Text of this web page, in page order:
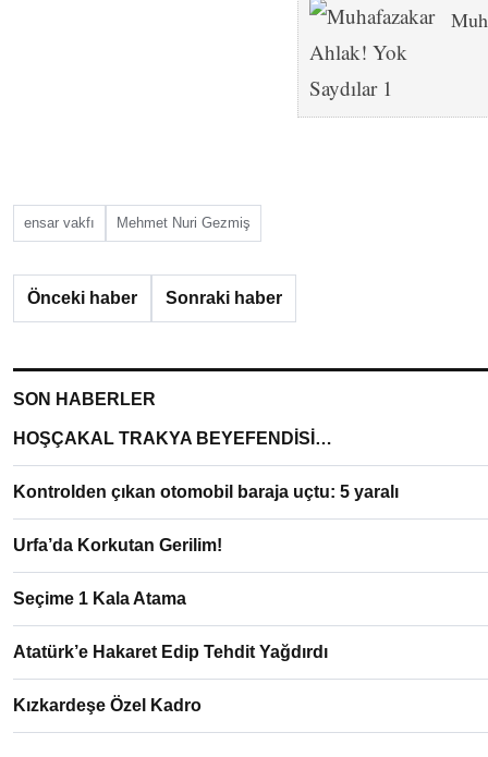
ensar vakfı Mehmet Nuri Gezmiş
Önceki haber Sonraki haber
SON HABERLER
HOŞÇAKAL TRAKYA BEYEFENDİSİ…
Kontrolden çıkan otomobil baraja uçtu: 5 yaralı
Urfa’da Korkutan Gerilim!
Seçime 1 Kala Atama
Atatürk’e Hakaret Edip Tehdit Yağdırdı
Kızkardeşe Özel Kadro